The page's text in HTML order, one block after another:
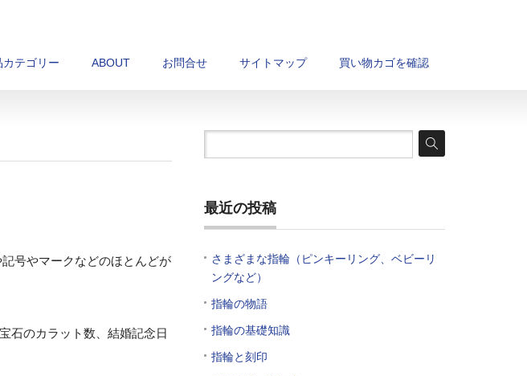
カテゴリー ABOUT お問合せ サイトマップ 買い物カゴを確認
号やマークなどのほとんどが
石のカラット数、結婚記念日
最近の投稿
さまざまな指輪（ピンキーリング、ベビーリ
ングなど）
指輪の物語
指輪の基礎知識
指輪と刻印